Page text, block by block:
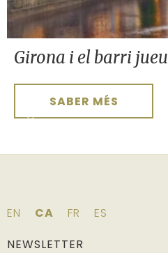
Girona i el barri jueu
SABER MÉS
EN CA FR
ES
NEWSLETTER